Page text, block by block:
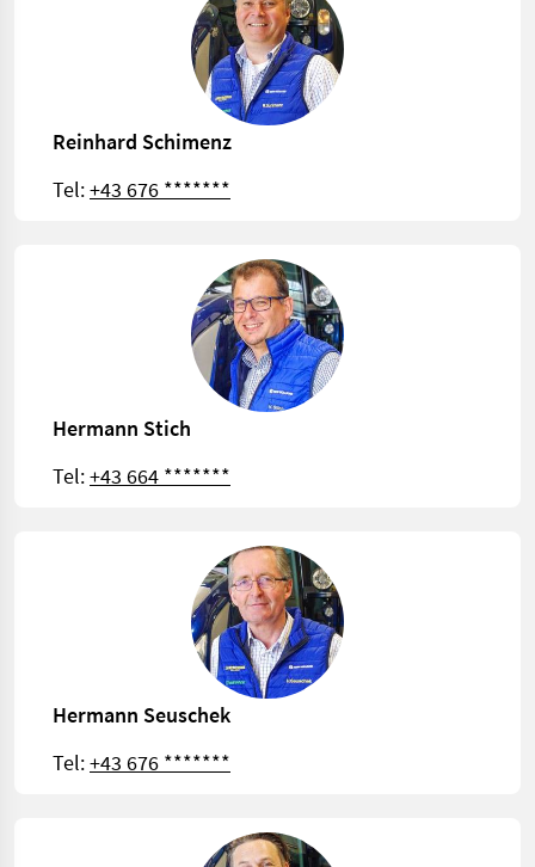
Reinhard Schimenz
Tel:+43 676 *******
Hermann Stich
Tel:+43 664 *******
Hermann Seuschek
Tel:+43 676 *******